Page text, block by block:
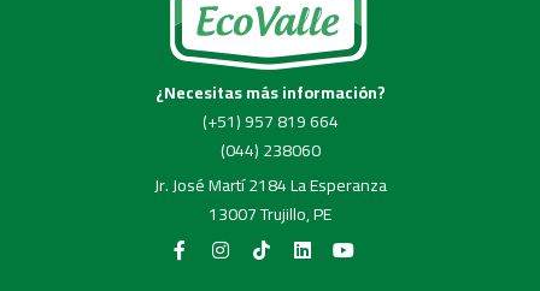
¿Necesitas más información?
(+51) 957 819 664
(044) 238060
Jr. José Martí 2184 La Esperanza
13007 Trujillo, PE